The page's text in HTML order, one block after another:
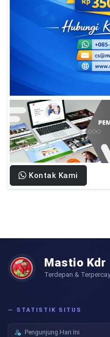
Kontak Kami
Mastio Kdr
Terdepan &
— STATISTIK SITUS
Pengunjung Hari Ini